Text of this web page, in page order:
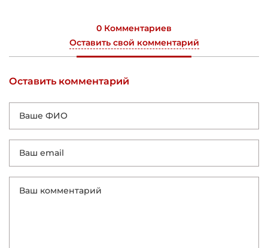
0 Комментариев
Оставить свой комментарий
Оставить комментарий